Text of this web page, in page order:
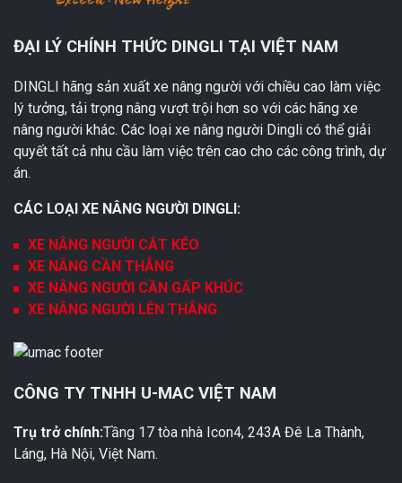
ĐẠI LÝ CHÍNH THỨC DINGLI TẠI VIỆT NAM
DINGLI hãng sản xuất xe nâng người với chiều cao làm việc
lý tưởng, tải trọng nâng vượt trội hơn so với các hãng xe
nâng người khác. Các loại xe nâng người Dingli có thể giải
quyết tất cả nhu cầu làm việc trên cao cho các công trình, dự
án.
CÁC LOẠI XE NÂNG NGƯỜI DINGLI:
XE NÂNG NGƯỜI CẮT KÉO
XE NÂNG CẦN THẲNG
XE NÂNG NGƯỜI CẦN GẤP KHÚC
XE NÂNG NGƯỜI LÊN THẲNG
CÔNG TY TNHH U-MAC VIỆT NAM
Trụ trở chính:Tầng 17 tòa nhà Icon4, 243A Đê La Thành,
Láng, Hà Nội, Việt Nam.